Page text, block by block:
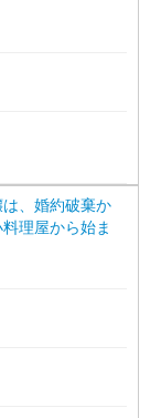
、婚約破棄か
理屋から始ま